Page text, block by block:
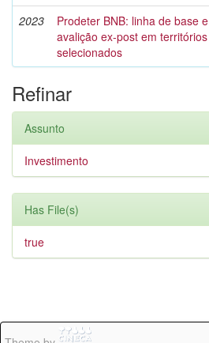
2023
Prodeter BNB: linha de base e
avalição ex-post em territórios
selecionados
Refinar
Assunto
Investimento
Has File(s)
true